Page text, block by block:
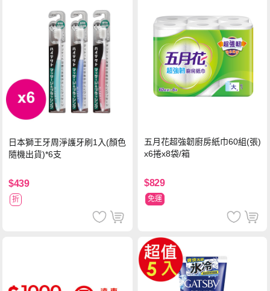
日本獅王牙周淨護牙刷1入(顏色
隨機出貨)*6支
$439
折
五月花超強韌廚房紙巾60組(張)
x6捲x8袋/箱
$829
免運